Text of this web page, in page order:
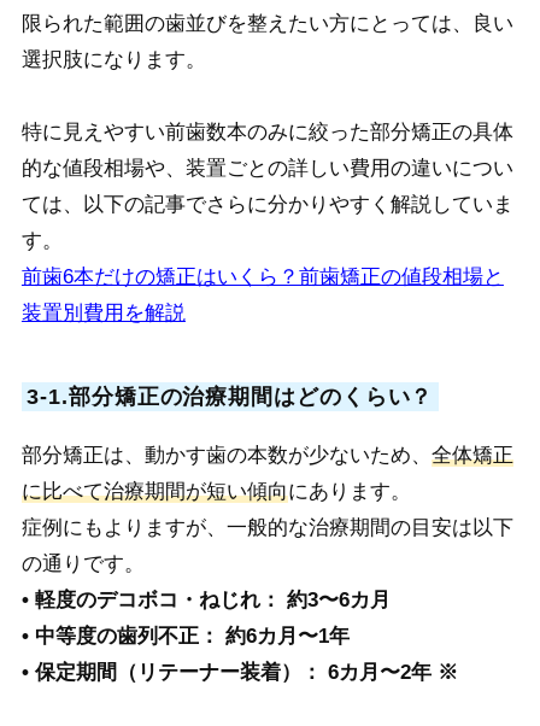
限られた範囲の歯並びを整えたい方にとっては、良い
選択肢になります。
特に見えやすい前歯数本のみに絞った部分矯正の具体
的な値段相場や、装置ごとの詳しい費用の違いについ
ては、以下の記事でさらに分かりやすく解説していま
す。
前歯6本だけの矯正はいくら？前歯矯正の値段相場と
装置別費用を解説
3-1.部分矯正の治療期間はどのくらい？
部分矯正は、動かす歯の本数が少ないため、 全体矯正
に比べて治療期間が短い傾向にあります。
症例にもよりますが、一般的な治療期間の目安は以下
の通りです。
• 軽度のデコボコ・ねじれ： 約3〜6カ月
• 中等度の歯列不正： 約6カ月〜1年
• 保定期間（リテーナー装着）： 6カ月〜2年 ※